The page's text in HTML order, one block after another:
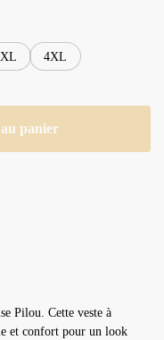
4XL
panier
Pilou. Cette veste à
et confort pour un look